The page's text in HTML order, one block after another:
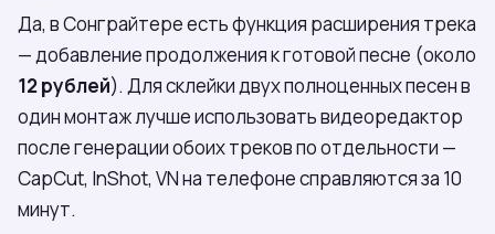
Да, в Сонграйтере есть функция расширения трека
— добавление продолжения к готовой песне (около
12 рублей). Для склейки двух полноценных песен в
один монтаж лучше использовать видеоредактор
после генерации обоих треков по отдельности —
CapCut, InShot, VN на телефоне справляются за 10
минут.